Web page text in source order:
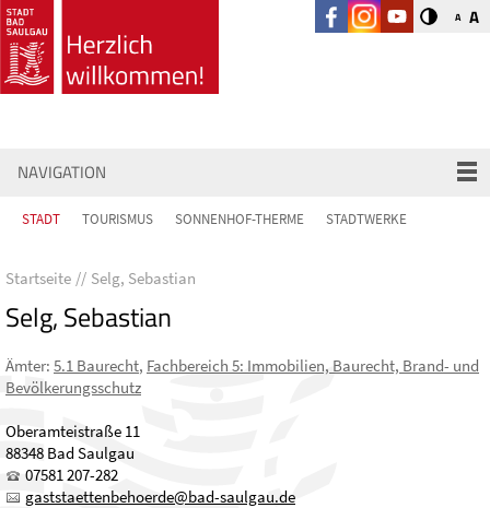
A A
NAVIGATION
STADT TOURISMUS SONNENHOF-THERME STADTWERKE
Startseite Selg, Sebastian
Selg, Sebastian
Ämter: 5.1 Baurecht, Fachbereich 5: Immobilien, Baurecht, Brand- und
Bevölkerungsschutz
Oberamteistraße 11
88348 Bad Saulgau
07581 207-282
gaststaettenbehoerde@bad-saulgau.de